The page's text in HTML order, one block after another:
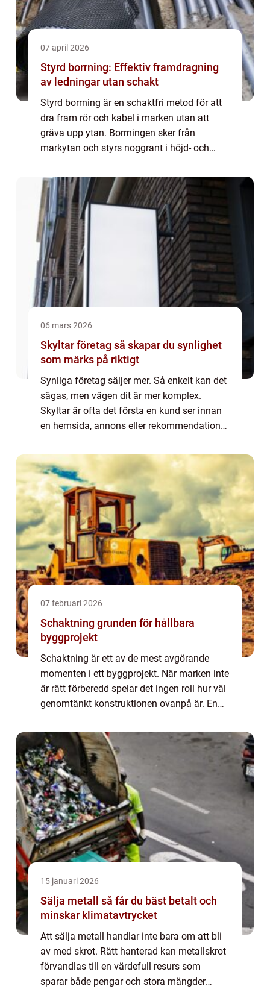
07 april 2026
Styrd borrning: Effektiv framdragning
av ledningar utan schakt
Styrd borrning är en schaktfri metod för att
dra fram rör och kabel i marken utan att
gräva upp ytan. Borrningen sker från
markytan och styrs noggrant i höjd- och
sökinstrument. ...
06 mars 2026
Skyltar företag så skapar du synlighet
som märks på riktigt
Synliga företag säljer mer. Så enkelt kan det
sägas, men vägen dit är mer komplex.
Skyltar är ofta det första en kund ser innan
en hemsida, annons eller rekommendation
skyltar företag en strategisk fråga, ...
07 februari 2026
Schaktning grunden för hållbara
byggprojekt
Schaktning är ett av de mest avgörande
momenten i ett byggprojekt. När marken inte
är rätt förberedd spelar det ingen roll hur väl
genomtänkt konstruktionen ovanpå är. En
minskar risken för sättningar, fuktskado...
15 januari 2026
Sälja metall så får du bäst betalt och
minskar klimatavtrycket
Att sälja metall handlar inte bara om att bli
av med skrot. Rätt hanterad kan metallskrot
förvandlas till en värdefull resurs som
sparar både pengar och stora mängder